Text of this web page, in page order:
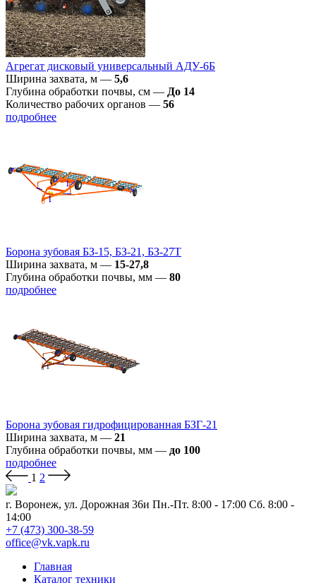
Агрегат дисковый универсальный АДУ-6Б
Ширина захвата, м — 5,6
Глубина обработки почвы, см — До 14
Количество рабочих органов — 56
подробнее
Борона зубовая БЗ-15, БЗ-21, БЗ-27Т
Ширина захвата, м — 15-27,8
Глубина обработки почвы, мм — 80
подробнее
Борона зубовая гидрофицированная БЗГ-21
Ширина захвата, м — 21
Глубина обработки почвы, мм — до 100
подробнее
1 2
г. Воронеж, ул. Дорожная 36и Пн.-Пт. 8:00 - 17:00 Сб. 8:00 -
14:00
+7 (473) 300-38-59
office@vk.vapk.ru
Главная
Каталог техники